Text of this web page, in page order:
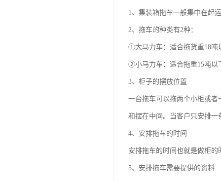
1、集装箱拖车一般集中在起
2、拖车的种类有2种：
①大马力车：适合拖货重18吨
②小马力车：适合拖重15吨以
3、柜子的摆放位置
一台拖车可以拖两个小柜或
和摆在中间。当客户只安排
4、安排拖车的时间
安排拖车的时间也就是做柜
5、安排拖车需要提供的资料